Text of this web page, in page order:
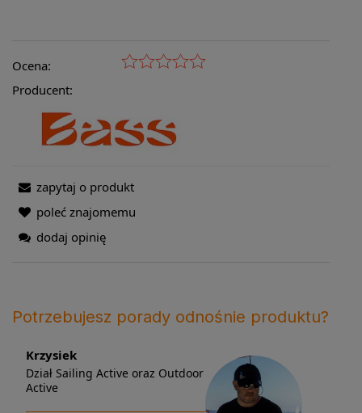
Ocena:
Producent:
zapytaj o produkt
poleć znajomemu
dodaj opinię
Potrzebujesz porady odnośnie produktu?
Krzysiek
Dział Sailing Active oraz Outdoor
Active